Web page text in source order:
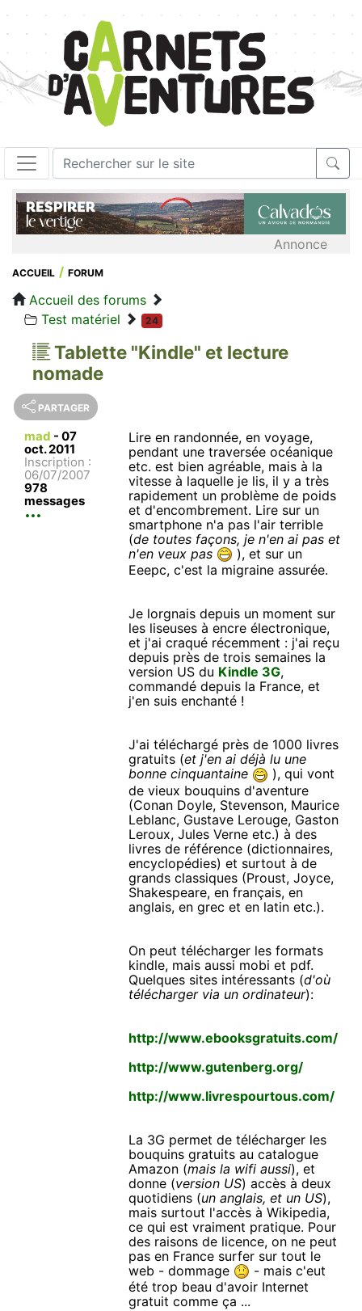
Annonce
ACCUEIL FORUM
Accueil des forums
Test matériel
24
Tablette "Kindle" et lecture
nomade
PARTAGER
mad - 07
oct. 2011
Inscription :
06/07/2007
978
messages
Lire en randonnée, en voyage,
pendant une traversée océanique
etc. est bien agréable, mais à la
vitesse à laquelle je lis, il y a très
rapidement un problème de poids
et d'encombrement. Lire sur un
smartphone n'a pas l'air terrible
(de toutes façons, je n'en ai pas et
n'en veux pas
), et sur un
Eeepc, c'est la migraine assurée.
Je lorgnais depuis un moment sur
les liseuses à encre électronique,
et j'ai craqué récemment : j'ai reçu
depuis près de trois semaines la
version US du Kindle 3G,
commandé depuis la France, et
j'en suis enchanté !
J'ai téléchargé près de 1000 livres
gratuits (et j'en ai déjà lu une
bonne cinquantaine
), qui vont
de vieux bouquins d'aventure
(Conan Doyle, Stevenson, Maurice
Leblanc, Gustave Lerouge, Gaston
Leroux, Jules Verne etc.) à des
livres de référence (dictionnaires,
encyclopédies) et surtout à de
grands classiques (Proust, Joyce,
Shakespeare, en français, en
anglais, en grec et en latin etc.).
On peut télécharger les formats
kindle, mais aussi mobi et pdf.
Quelques sites intéressants (d'où
télécharger via un ordinateur):
http://www.ebooksgratuits.com/
http://www.gutenberg.org/
http://www.livrespourtous.com/
La 3G permet de télécharger les
bouquins gratuits au catalogue
Amazon (mais la wifi aussi), et
donne (version US) accès à deux
quotidiens (un anglais, et un US),
mais surtout l'accès à Wikipedia,
ce qui est vraiment pratique. Pour
des raisons de licence, on ne peut
pas en France surfer sur tout le
web - dommage
- mais c'eut
été trop beau d'avoir Internet
gratuit comme ça ...